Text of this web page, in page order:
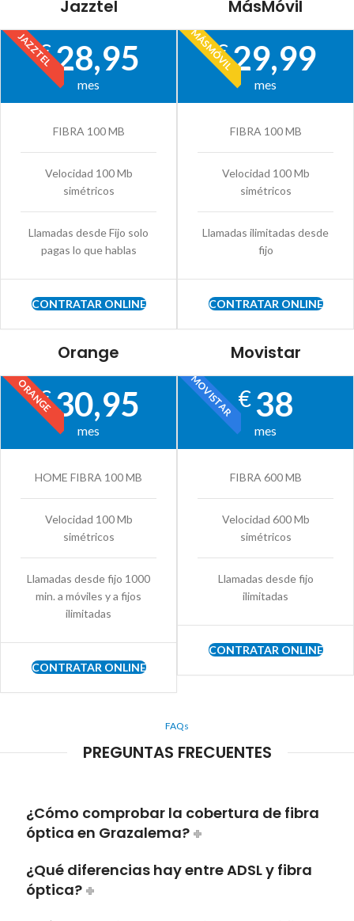
Jazztel
JAZZTEL
€28,95
mes
FIBRA 100 MB
Velocidad 100 Mb
simétricos
Llamadas desde Fijo solo
pagas lo que hablas
CONTRATAR ONLINE
MásMóvil
MÁSMÓVIL
€29,99
mes
FIBRA 100 MB
Velocidad 100 Mb
simétricos
Llamadas ilimitadas desde
fijo
CONTRATAR ONLINE
Orange
ORANGE
€30,95
mes
HOME FIBRA 100 MB
Velocidad 100 Mb
simétricos
Llamadas desde fijo 1000
min. a móviles y a fijos
ilimitadas
CONTRATAR ONLINE
Movistar
MOVISTAR€38
mes
FIBRA 600 MB
Velocidad 600 Mb
simétricos
Llamadas desde fijo
ilimitadas
CONTRATAR ONLINE
FAQs
PREGUNTAS FRECUENTES
¿Cómo comprobar la cobertura de fibra
óptica en Grazalema?
¿Qué diferencias hay entre ADSL y fibra
óptica?